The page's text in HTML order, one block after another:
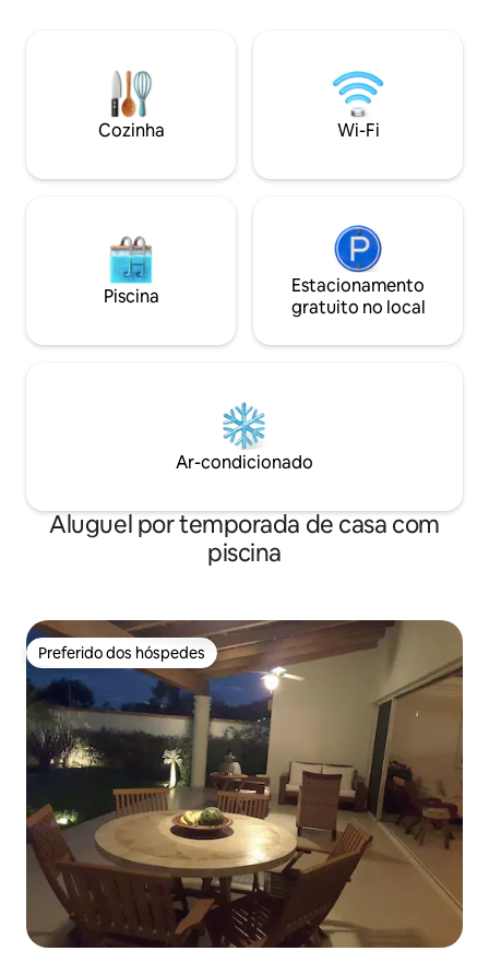
e designado dentro das muralhas da
propriedade. Quadra de tênis/bola de
picles (tênis), piscina AQUECIDA, jardins
para os hóspedes compartilharem.
Lareira a gás.
deslizantes de
de luxo, spa
Artístico e
Cozinha Wi-Fi
Piscina
Estacionamento
gratuito no local
Ar-condicionado
Aluguel por temporada de casa com
piscina
Preferido dos hóspedes
Preferido dos hóspedes